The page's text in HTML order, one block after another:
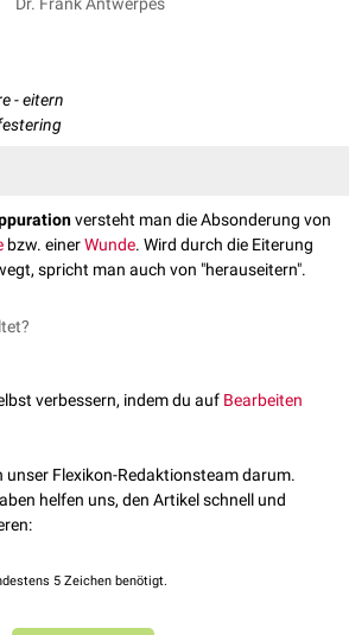
Dr. Frank Antwerpes
- eitern
versteht man die Absonderung von
bzw. einerWunde. Wird durch die Eiterung
spricht man auch von "herauseitern".
verbessern, indem du auf Bearbeiten
Flexikon-Redaktionsteam darum.
helfen uns, den Artikel schnell und
5 Zeichen benötigt.